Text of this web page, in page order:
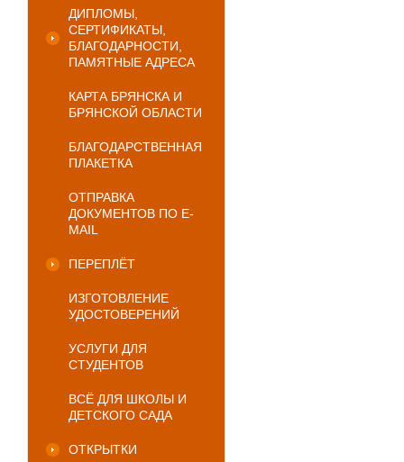
ДИПЛОМЫ,
СЕРТИФИКАТЫ,
БЛАГОДАРНОСТИ,
ПАМЯТНЫЕ АДРЕСА
КАРТА БРЯНСКА И
БРЯНСКОЙ ОБЛАСТИ
БЛАГОДАРСТВЕННАЯ
ПЛАКЕТКА
ОТПРАВКА
ДОКУМЕНТОВ ПО E-
MAIL
ПЕРЕПЛЁТ
ИЗГОТОВЛЕНИЕ
УДОСТОВЕРЕНИЙ
УСЛУГИ ДЛЯ
СТУДЕНТОВ
ВСЁ ДЛЯ ШКОЛЫ И
ДЕТСКОГО САДА
ОТКРЫТКИ